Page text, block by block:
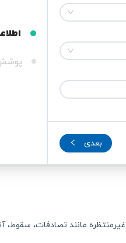
بعدی
مانند تصادفات،